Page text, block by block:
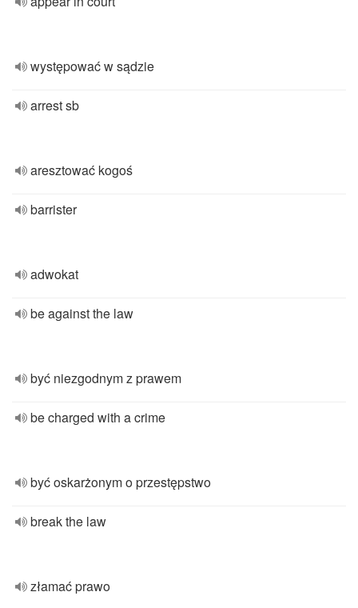
występować w sądzie
arrest sb
aresztować kogoś
barrister
adwokat
be against the law
być niezgodnym z prawem
be charged with a crime
być oskarżonym o przestępstwo
break the law
złamać prawo